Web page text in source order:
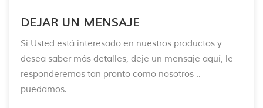
DEJAR UN MENSAJE
Si Usted está interesado en nuestros productos y
desea saber más detalles, deje un mensaje aquí, le
responderemos tan pronto como nosotros ..
puedamos.